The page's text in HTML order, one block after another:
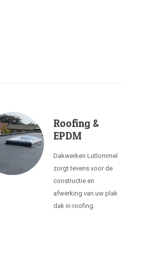
Roofing &
EPDM
Dakwerken Lutlommel
zorgt tevens voor de
constructie en
afwerking van uw plak
dak in roofing.